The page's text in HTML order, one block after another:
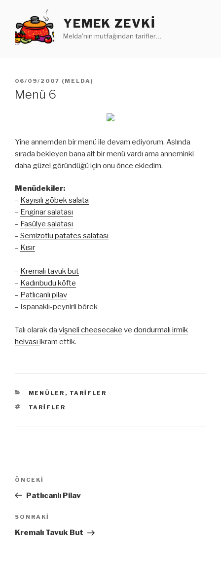
YEMEK ZEVKI
Melda'nın mutfağından tarifler…
YAYIM
TARIHI
06/09/2007 ( MELDA )
Menü 6
Yine annemden bir menü ile devam ediyorum. Aslında
sırada bekleyen bana ait bir menü vardı ama anneminki
daha güzel göründüğü için onu önce ekledim.
Menüdekiler:
– Kayısılı göbek salata
– Enginar salatası
– Fasülye salatası
– Semizotlu patates salatası
– Kısır
– Kremalı tavuk but
– Kadınbudu köfte
– Patlıcanlı pilav
– Ispanaklı-peynirli börek
Talı olarak da vişneli cheesecake ve dondurmalı irmik
helvası ikram ettik.
KATEGORILER
MENÜLER , TARIFLER
ETIKETLER
TARIFLER
Yazı
Önceki
Yazı
ÖNCEKI
Patlıcanlı Pilav
Sonraki
Yazı
SONRAKI
Kremalı Tavuk But